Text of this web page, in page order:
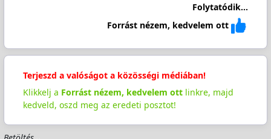
Folytatódik...
Forrást nézem, kedvelem ott
Terjeszd a valóságot a közösségi médiában!
Klikkelj a Forrást nézem, kedvelem ottlinkre, majd
kedveld, oszd meg az eredeti posztot!